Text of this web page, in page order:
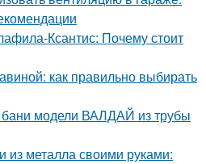
Ксантис: Почему стоит
как правильно выбирать
бани модели ВАЛДАЙ из трубы
из металла своими руками: